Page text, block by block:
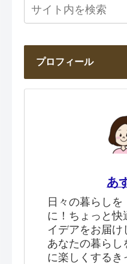
プロフィール
あ
日々の暮らしを
に！ちょっと快
イデアをお届け
あなたの暮らし
に楽しくするき